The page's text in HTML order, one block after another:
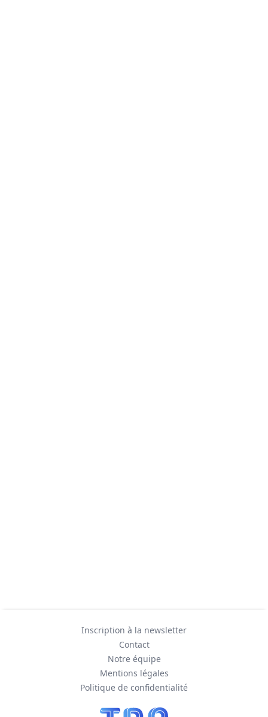
Inscription à la newsletter
Contact
Notre équipe
Mentions légales
Politique de confidentialité